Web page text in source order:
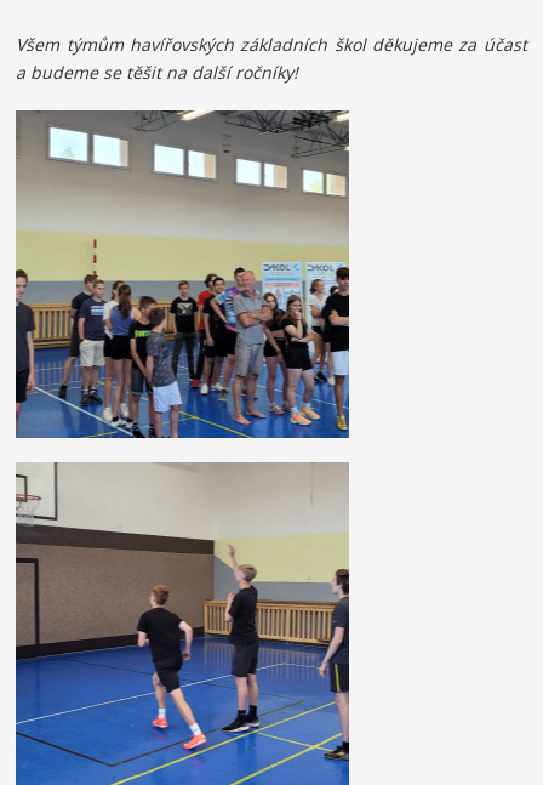
Všem týmům havířovských základních škol děkujeme za účast
a budeme se těšit na další ročníky!